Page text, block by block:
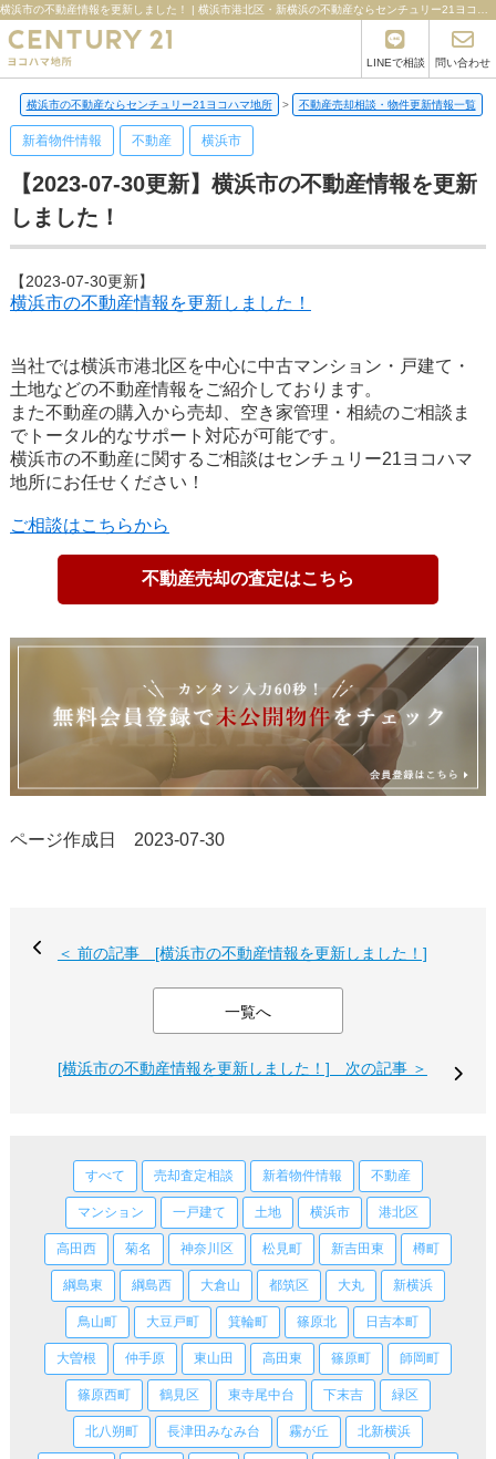
LINEで相談 問い合わせ
横浜市の不動産ならセンチュリー21ヨコハマ地所 > 不動産売却相談・物件更新情報一覧
新着物件情報 不動産 横浜市
【2023-07-30更新】横浜市の不動産情報を更新
しました！
【2023-07-30更新】
横浜市の不動産情報を更新しました！
当社では横浜市港北区を中心に中古マンション・戸建て・
土地などの不動産情報をご紹介しております。
また不動産の購入から売却、空き家管理・相続のご相談ま
でトータル的なサポート対応が可能です。
横浜市の不動産に関するご相談はセンチュリー21ヨコハマ
地所にお任せください！
ご相談はこちらから
不動産売却の査定はこちら
ページ作成日 2023-07-30
＜ 前の記事 [横浜市の不動産情報を更新しました！]
一覧へ
[横浜市の不動産情報を更新しました！] 次の記事 ＞
すべて 売却査定相談 新着物件情報 不動産
マンション 一戸建て 土地 横浜市 港北区
高田西 菊名 神奈川区 松見町 新吉田東 樽町
綱島東 綱島西 大倉山 都筑区 大丸 新横浜
鳥山町 大豆戸町 箕輪町 篠原北 日吉本町
大曽根 仲手原 東山田 高田東 篠原町 師岡町
篠原西町 鶴見区 東寺尾中台 下末吉 緑区
北八朔町 長津田みなみ台 霧が丘 北新横浜